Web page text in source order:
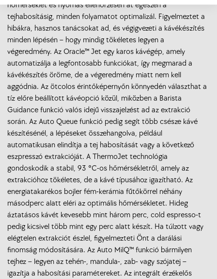
hőmérséklet és nyomás ellenőrzésén át egészen a
tejhabosításig, minden folyamatot optimalizál. Figyelmeztet a
hibákra, hasznos tanácsokat ad, és végigvezeti a kávékészítés
minden lépésén – hogy mindig tökéletes legyen a
végeredmény. Az Oracle™ Jet egy karos kávégép, amely
automatizálja a legfontosabb funkciókat, így megmarad a
kávékészítés öröme, de a végeredmény miatt nem kell
aggódnia. Az ötcolos érintőképernyőn könnyedén választhat a
tíz előre beállított kávéopció közül, miközben a Barista
Guidance funkció valós idejű visszajelzést ad az extrakció
során. Az Auto Queue funkció pedig segít több csésze kávé
készítésénél, a lépéseket összehangolva, például
automatikusan elindítja a tej habosítását vagy a következő
eszpresszó extrakcióját. A ThermoJet technológia
gondoskodik a stabil, 93 °C-os hőmérsékletről, amely az
extrakcióhoz tökéletes, de a kávé típusához igazítható. Az
energiatakarékos bojler fém-kerámia fűtőkörrel néhány
másodperc alatt eléri az optimális hőmérsékletet. Hideg
áztatásos kávét kevesebb mint három perc, cold espresso-t
pedig kicsivel több mint egy perc alatt készít. Ha túlzott vagy
elégtelen extrakciót észlel, figyelmezteti Önt a darálási
finomság módosítására. Az Auto MilQ™ funkció bármilyen
tejhez – legyen az tehén-, mandula-, zab- vagy szójatej –
igazítja a habosítási paramétereket. Az integrált érzékelős